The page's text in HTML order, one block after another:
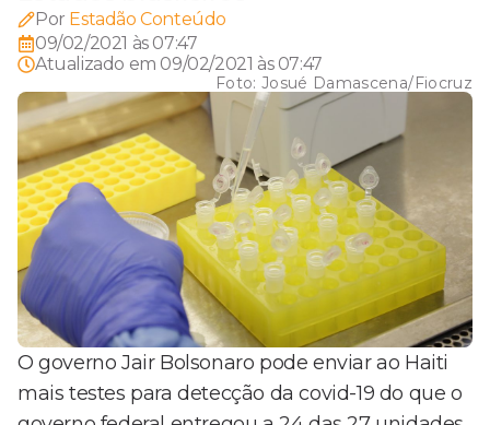
Por Estadão Conteúdo
09/02/2021 às 07:47
Atualizado em 09/02/2021 às 07:47
Foto: Josué Damascena/Fiocruz
O governo Jair Bolsonaro pode enviar ao Haiti
mais testes para detecção da covid-19 do que o